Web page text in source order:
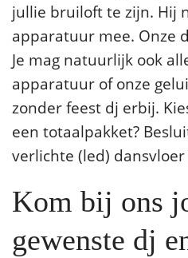
jullie bruiloft te zijn. Hij
apparatuur mee. Onze
Je mag natuurlijk ook
apparatuur of onze
zonder feest dj erbij.
een totaalpakket?
verlichte (led)
Kom bij ons
gewenste dj